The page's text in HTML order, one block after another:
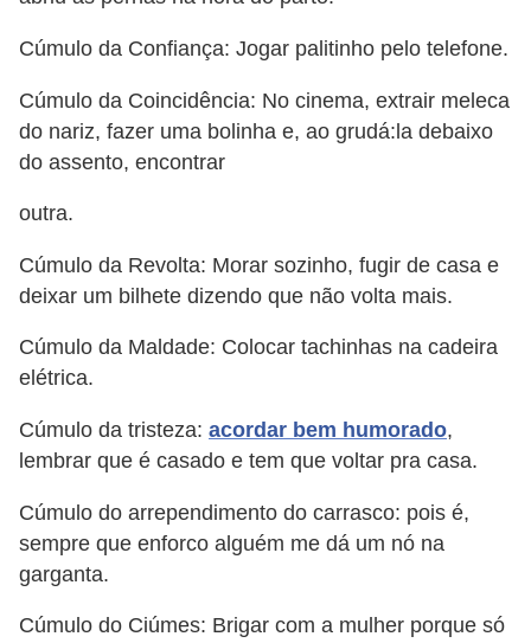
Cúmulo da Confiança: Jogar palitinho pelo telefone.
Cúmulo da Coincidência: No cinema, extrair meleca
do nariz, fazer uma bolinha e, ao grudá:la debaixo
do assento, encontrar
outra.
Cúmulo da Revolta: Morar sozinho, fugir de casa e
deixar um bilhete dizendo que não volta mais.
Cúmulo da Maldade: Colocar tachinhas na cadeira
elétrica.
Cúmulo da tristeza: acordar bem humorado,
lembrar que é casado e tem que voltar pra casa.
Cúmulo do arrependimento do carrasco: pois é,
sempre que enforco alguém me dá um nó na
garganta.
Cúmulo do Ciúmes: Brigar com a mulher porque só